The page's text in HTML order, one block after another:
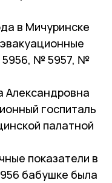
в Мичуринске
№ 5957, №
Александровна
госпиталь
палатной
показатели в
бабушке была